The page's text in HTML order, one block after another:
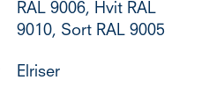
RAL 9006, Hvit RAL
9010, Sort RAL 9005
Elriser